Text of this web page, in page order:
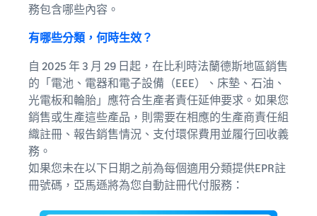
務包含哪些內容。
有哪些分類，何時生效？
自 2025 年 3 月 29 日起，在比利時法蘭德斯地區銷售
的「電池、電器和電子設備（EEE）、床墊、石油、
光電板和輪胎」應符合生產者責任延伸要求。如果您
銷售或生產這些產品，則需要在相應的生產商責任組
織註冊、報告銷售情況、支付環保費用並履行回收義
務。
如果您未在以下日期之前為每個適用分類提供EPR註
冊號碼，亞馬遜將為您自動註冊代付服務：